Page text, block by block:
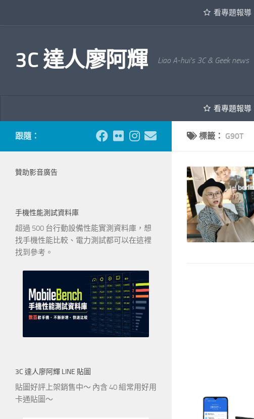
看專題報導
3C 達人廖阿輝 Liao A-hui's 3C & Geek news
看專題報導
標籤： G90T
跟隨：
贊助影音廣告
手機性能測試資料庫
超過 500 台行動設備性能實測資料庫，想
找手機性能比較、電力測試都可以在這裡
找到參考。
3C 達人廖阿輝 LINE 貼圖
貼圖好評上架銷售中～ 內含 40 組常用好用
卡通貼圖～